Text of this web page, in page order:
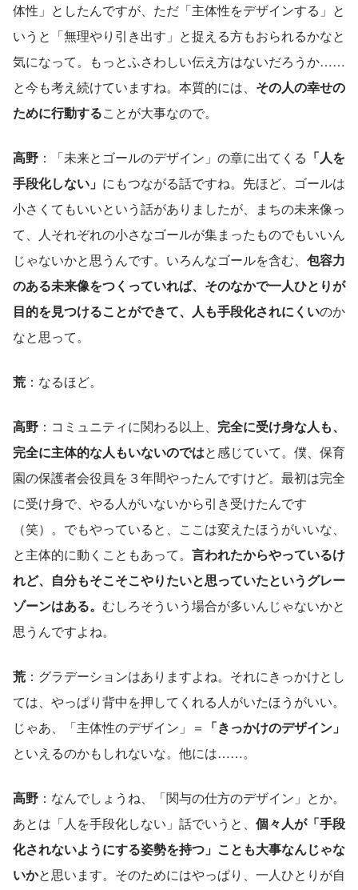
体性」としたんですが、ただ「主体性をデザインする」と
いうと「無理やり引き出す」と捉える方もおられるかなと
気になって。もっとふさわしい伝え方はないだろうか……
と今も考え続けていますね。本質的には、 その人の幸せの
ために行動することが大事なので。
高野 ：「未来とゴールのデザイン」の章に出てくる 「人を
手段化しない」 にもつながる話ですね。先ほど、ゴールは
小さくてもいいという話がありましたが、まちの未来像っ
て、人それぞれの小さなゴールが集まったものでもいいん
じゃないかと思うんです。いろんなゴールを含む、 包容力
のある未来像をつくっていれば、そのなかで一人ひとりが
目的を見つけることができて、人も手段化されにくいのか
なと思って。
荒 ：なるほど。
高野 ：コミュニティに関わる以上、 完全に受け身な人も、
完全に主体的な人もいないのではと感じていて。僕、保育
園の保護者会役員を３年間やったんですけど。最初は完全
に受け身で、やる人がいないから引き受けたんです
（笑）。でもやっていると、ここは変えたほうがいいな、
と主体的に動くこともあって。 言われたからやっているけ
れど、自分もそこそこやりたいと思っていたというグレー
ゾーンはある。 むしろそういう場合が多いんじゃないかと
思うんですよね。
荒 ：グラデーションはありますよね。それにきっかけとし
ては、やっぱり背中を押してくれる人がいたほうがいい。
じゃあ、「主体性のデザイン」＝ 「きっかけのデザイン」
といえるのかもしれないな。他には……。
高野 ：なんでしょうね、「関与の仕方のデザイン」とか。
あとは「人を手段化しない」話でいうと、 個々人が「手段
化されないようにする姿勢を持つ」ことも大事なんじゃな
いかと思います。そのためにはやっぱり、一人ひとりが自